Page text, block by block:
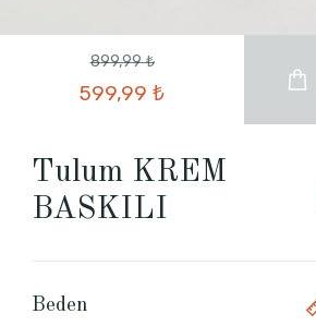
899,99 ₺
599,99 ₺
Tulum KREM
BASKILI
Beden